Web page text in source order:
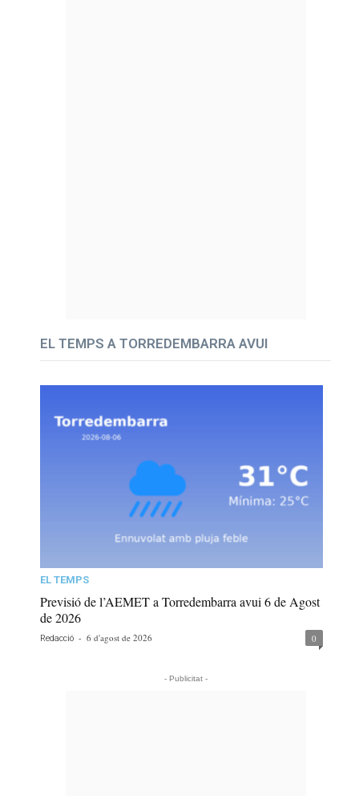
EL TEMPS A TORREDEMBARRA AVUI
EL TEMPS
Previsió de l’AEMET a Torredembarra avui 6 de Agost
de 2026
Redacció - 6 d'agost de 2026 0
- Publicitat -